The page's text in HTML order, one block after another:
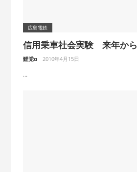
広島電鉄
信用乗車社会実験 来年から
鯉党α 2010年4月15日
...